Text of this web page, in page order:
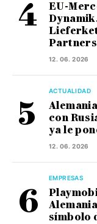
EU-
12. 06. 2026
ACTUALIDAD
con
ya le
12. 06. 2026
EMPRESAS
símbolo